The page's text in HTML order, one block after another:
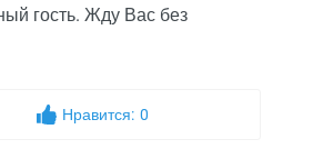
гость. Жду Вас без
Нравится: 0